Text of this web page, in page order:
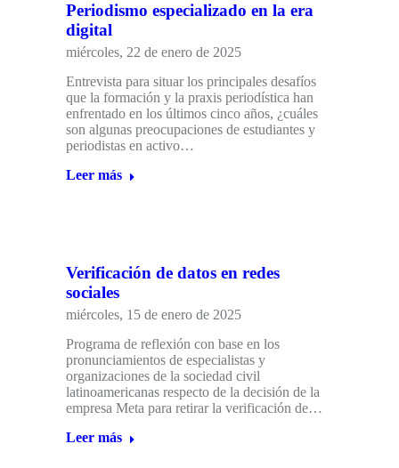
Periodismo especializado en la era
digital
miércoles, 22 de enero de 2025
Entrevista para situar los principales desafíos
que la formación y la praxis periodística han
enfrentado en los últimos cinco años, ¿cuáles
son algunas preocupaciones de estudiantes y
periodistas en activo…
Leer más
Verificación de datos en redes
sociales
miércoles, 15 de enero de 2025
Programa de reflexión con base en los
pronunciamientos de especialistas y
organizaciones de la sociedad civil
latinoamericanas respecto de la decisión de la
empresa Meta para retirar la verificación de…
Leer más